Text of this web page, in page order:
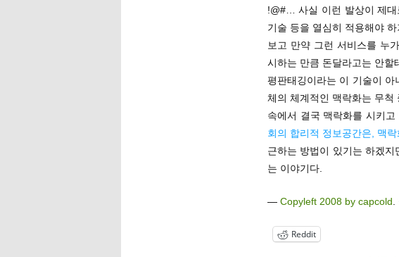
!@#… 사실 이런 발상이 제대
기술 등을 열심히 적용해야
보고 만약 그런 서비스를 누
시하는 만큼 돈달라고는 안할
평판태깅이라는 이 기술이
체의 체계적인 맥락화는 무척
속에서 결국 맥락화를 시키
회의 합리적 정보공간은, 맥
근하는 방법이 있기는 하겠
는 이야기다.
— Copyleft 2008 by capcold.
Reddit